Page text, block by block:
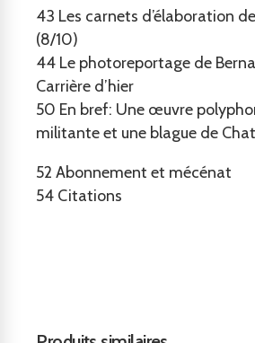
43 Les carnets d’élaboration
(8/10)
44 Le photoreportage de
Carrière d’hier
50 En bref: Une œuvre
militante et une blague de
52 Abonnement et mécénat
54 Citations